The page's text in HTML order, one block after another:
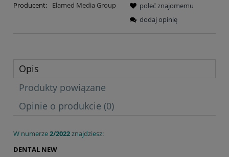
Producent:
Elamed Media Group
poleć znajomemu
dodaj opinię
Opis
Produkty powiązane
Opinie o produkcie (0)
W numerze2/2022znajdziesz:
DENTAL NEW